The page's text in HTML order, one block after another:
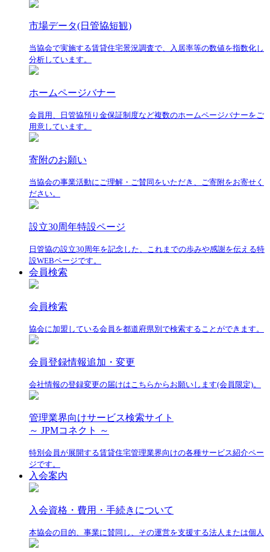
市場データ(日管協短観)
当協会で実施する賃貸住宅景況調査で、入居率等の数値を指数化し
分析しています。
ホームページバナー
会員用、日管協預り金保証制度など複数のホームページバナーをご
用意しています。
寄附のお願い
当協会の事業活動にご理解・ご賛同をいただき、ご寄附をお寄せく
ださい。
設立30周年特設ページ
日管協の設立30周年を記念した、これまでの歩みや感謝を伝える特
設WEBページです。
会員検索
会員検索
協会に加盟している会員を都道府県別で検索することができます。
会員登録情報追加・変更
会社情報の登録変更の届けはこちらからお願いします(会員限定)。
管理業界向けサービス検索サイト
～ JPMコネクト ～
特別会員が展開する賃貸住宅管理業界向けの各種サービス紹介ペー
ジです。
入会案内
入会資格・費用・手続きについて
本協会の目的、事業に賛同し、その運営を支援する法人または個人